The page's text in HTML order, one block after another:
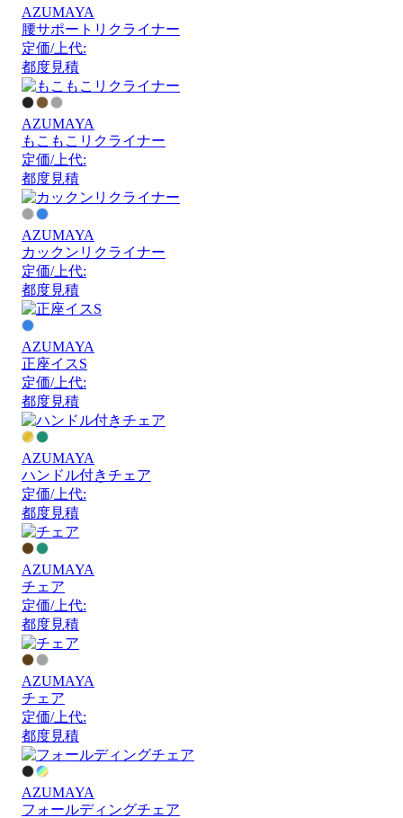
AZUMAYA
腰サポートリクライナー
定価/上代:
都度見積
AZUMAYA
もこもこリクライナー
定価/上代:
都度見積
AZUMAYA
カックンリクライナー
定価/上代:
都度見積
AZUMAYA
正座イスS
定価/上代:
都度見積
AZUMAYA
ハンドル付きチェア
定価/上代:
都度見積
AZUMAYA
チェア
定価/上代:
都度見積
AZUMAYA
チェア
定価/上代:
都度見積
AZUMAYA
フォールディングチェア